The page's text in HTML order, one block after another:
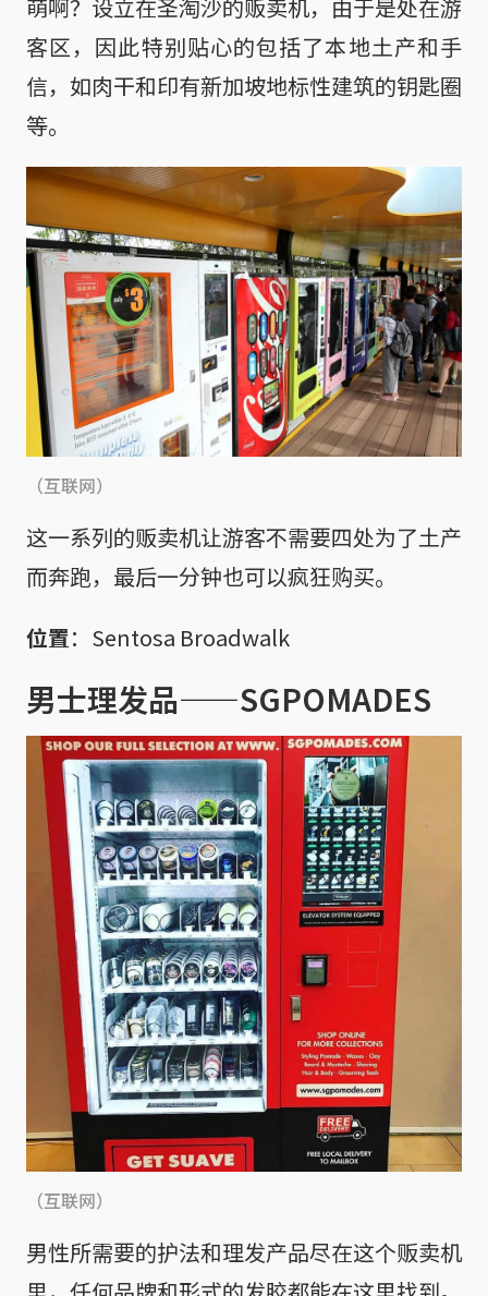
萌啊？设立在圣淘沙的贩卖机，由于是处在游
客区，因此特别贴心的包括了本地土产和手
信，如肉干和印有新加坡地标性建筑的钥匙圈
等。
（互联网）
这一系列的贩卖机让游客不需要四处为了土产
而奔跑，最后一分钟也可以疯狂购买。
位置：Sentosa Broadwalk
男士理发品——SGPOMADES
（互联网）
男性所需要的护法和理发产品尽在这个贩卖机